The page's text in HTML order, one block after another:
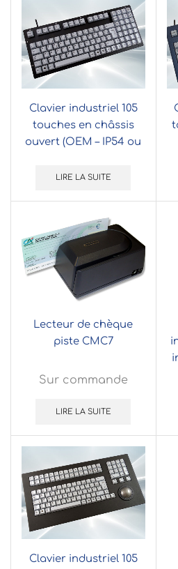
Clavier industriel 105
touches en châssis
ouvert (OEM – IP54 ou
LIRE LA SUITE
Lecteur de chèque
piste CMC7
Sur commande
LIRE LA SUITE
Clavier industriel 105